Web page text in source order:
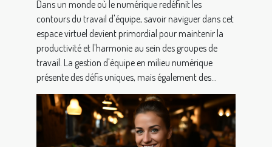
Dans un monde où le numérique redéfinit les
contours du travail d'équipe, savoir naviguer dans cet
espace virtuel devient primordial pour maintenir la
productivité et l'harmonie au sein des groupes de
travail. La gestion d'équipe en milieu numérique
présente des défis uniques, mais également des...